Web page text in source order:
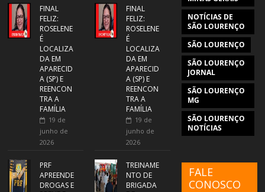
FINAL
FELIZ:
ROSELENE
É
LOCALIZA
DA EM
APARECID
A (SP) E
REENCON
TRA A
FAMÍLIA
19 de
junho de
2026
PRF
APREENDE
DROGAS E
FINAL
FELIZ:
ROSELENE
É
LOCALIZA
DA EM
APARECID
A (SP) E
REENCON
TRA A
FAMÍLIA
19 de
junho de
2026
TREINAME
NTO DE
BRIGADA
NOTÍCIAS DE
SÃO LOURENÇO
SÃO LOURENÇO
SÃO LOURENÇO
JORNAL
SÃO LOURENÇO
MG
SÃO LOURENÇO
NOTÍCIAS
FALE
CONOSCO